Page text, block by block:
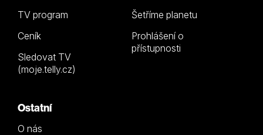
TV program
Ceník
Sledovat TV
(moje.telly.cz)
Šetříme planetu
Prohlášení o
přístupnosti
Ostatní
O nás